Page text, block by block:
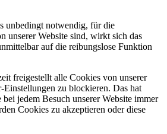
unbedingt notwendig, für die
unserer Website sind, wirkt sich das
auf die reibungslose Funktion
freigestellt alle Cookies von unserer
zu blockieren. Das hat
jedem Besuch unserer Website immer
Cookies zu akzeptieren oder diese